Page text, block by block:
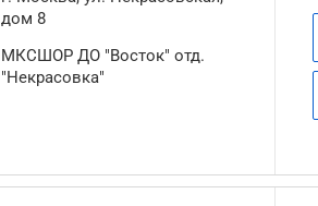
дом 8
МКСШОР ДО "Восток" отд.
"Некрасовка"